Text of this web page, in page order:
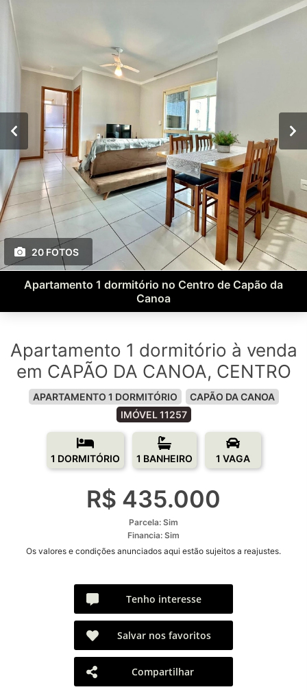
20 FOTOS
Apartamento 1 dormitório no Centro de Capão da
Canoa
Apartamento 1 dormitório à venda
em CAPÃO DA CANOA, CENTRO
APARTAMENTO 1 DORMITÓRIO
CAPÃO DA CANOA
IMÓVEL 11257
1 DORMITÓRIO 1 BANHEIRO 1 VAGA
R$ 435.000
Parcela: Sim
Financia: Sim
Os valores e condições anunciados aqui estão sujeitos a reajustes.
Tenho interesse
Salvar nos favoritos
Compartilhar